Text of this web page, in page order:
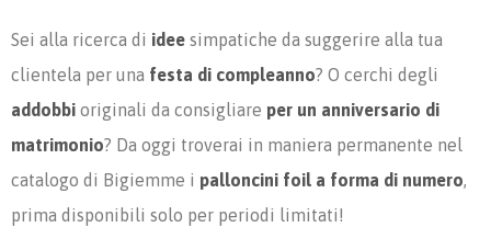
Sei alla ricerca di idee simpatiche da suggerire alla tua
clientela per una festa di compleanno? O cerchi degli
addobbi originali da consigliare per un anniversario di
matrimonio? Da oggi troverai in maniera permanente nel
catalogo di Bigiemme i palloncini foil a forma di numero,
prima disponibili solo per periodi limitati!